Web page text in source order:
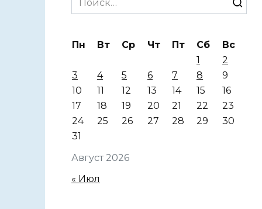
for:
Август 2026
Пн Вт Ср Чт Пт Сб
Вс
1
2
3
4 5 6 7 8
9
10
11 12 13 14 15
16
17
18 19 20 21 22
23
24
25 26 27 28 29
30
31
« Июл